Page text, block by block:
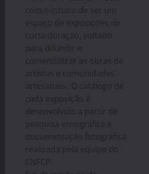
com o intuito de ser um
espaço de exposições de
curta duração, voltado
para difundir e
comercializar as obras de
artistas e comunidades
artesanais. O catálogo de
cada exposição é
desenvolvido a partir de
pesquisa etnográfica e
documentação fotográfica
realizada pela equipe do
CNFCP.